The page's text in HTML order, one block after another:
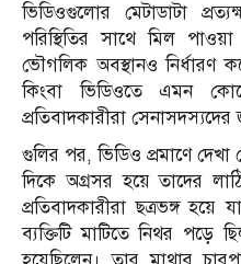
ভিডিওগুলোর মেটাডাটা
পরিস্থিতির সাথে মিল
ভৌগলিক অবস্থানও নির্ধারণ
কিংবা ভিডিওতে এমন
প্রতিবাদকারীরা
গুলির পর, ভিডিও প্রমাণে দেখা
দিকে অগ্রসর হয়ে তাদের
প্রতিবাদকারীরা ছত্রভঙ্গ
ব্যক্তিটি মাটিতে নিথর পড়ে